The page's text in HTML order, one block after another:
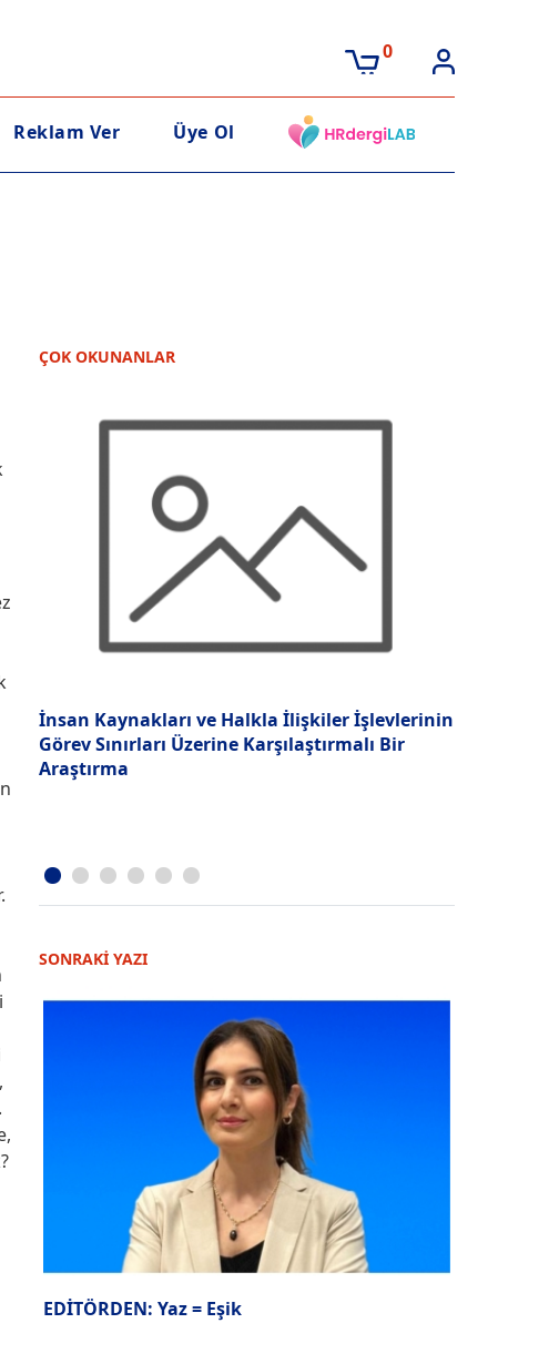
0
Reklam Ver Üye Ol
ÇOK OKUNANLAR
İnsan Kaynakları ve Halkla İlişkiler İşlevlerinin
Görev Sınırları Üzerine Karşılaştırmalı Bir
Araştırma
SONRAKİ YAZI
EDİTÖRDEN: Yaz = Eşik